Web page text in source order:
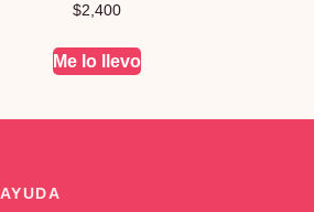
$2,400
Me lo llevo
AYUDA